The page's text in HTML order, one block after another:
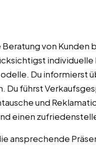
von Kunden
individuelle
Du informierst
Du führst
und
einen
ansprechende